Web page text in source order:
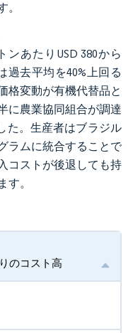
あたりUSD 380から
過去平均を40%上回る
格変動が有機代替品と
に農業協同組合が調達
た。生産者はブラジル
ラムに統合することで
コストが後退しても持
。
のコスト高